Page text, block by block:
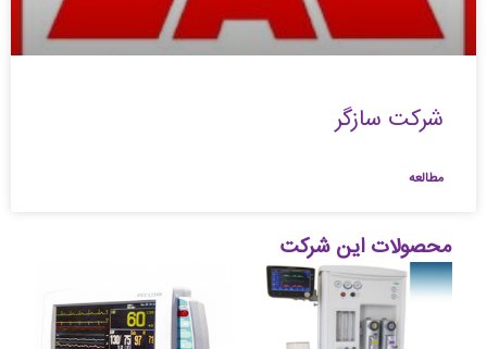
شرکت سازگر
مطالعه
محصولات این شرکت